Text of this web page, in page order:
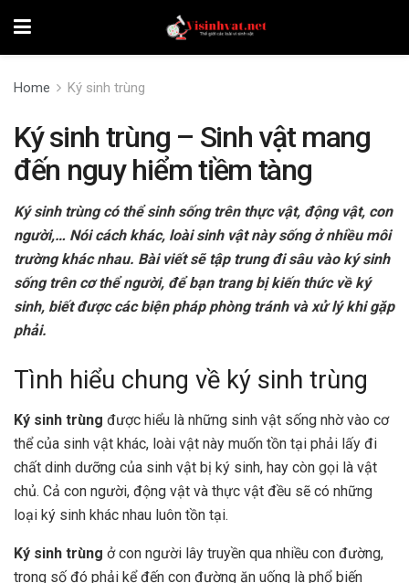
Home Ký sinh trùng
Ký sinh trùng – Sinh vật mang
đến nguy hiểm tiềm tàng
Ký sinh trùng có thể sinh sống trên thực vật, động vật, con
người,… Nói cách khác, loài sinh vật này sống ở nhiều môi
trường khác nhau. Bài viết sẽ tập trung đi sâu vào ký sinh
sống trên cơ thể người, để bạn trang bị kiến thức về ký
sinh, biết được các biện pháp phòng tránh và xử lý khi gặp
phải.
Tình hiểu chung về ký sinh trùng
Ký sinh trùng được hiểu là những sinh vật sống nhờ vào cơ
thể của sinh vật khác, loài vật này muốn tồn tại phải lấy đi
chất dinh dưỡng của sinh vật bị ký sinh, hay còn gọi là vật
chủ. Cả con người, động vật và thực vật đều sẽ có những
loại ký sinh khác nhau luôn tồn tại.
Ký sinh trùng ở con người lây truyền qua nhiều con đường,
trong số đó phải kể đến con đường ăn uống là phổ biến